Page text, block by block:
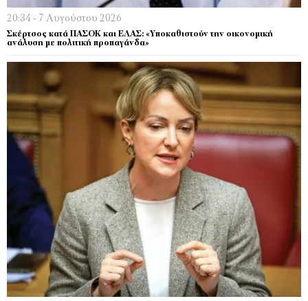
20:34 - 7 Αυγούστου 2026
Σκέρτσος κατά ΠΑΣΟΚ και ΕΛΑΣ: «Υποκαθιστούν την οικονομική
ανάλυση με πολιτική προπαγάνδα»